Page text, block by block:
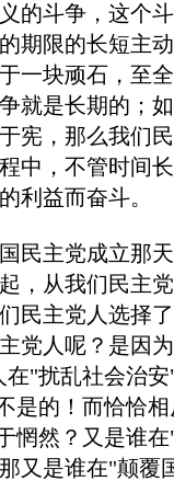
的斗争，这个
期限的长短主
一块顽石，至
就是长期的；
宪，那么我们
中，不管时间
利益而奋斗。
民主党成立那
，从我们民主
民主党人选择
党人呢？是因
"扰乱社会治
是的！而恰恰
惘然？又是谁
又是谁在"颠覆